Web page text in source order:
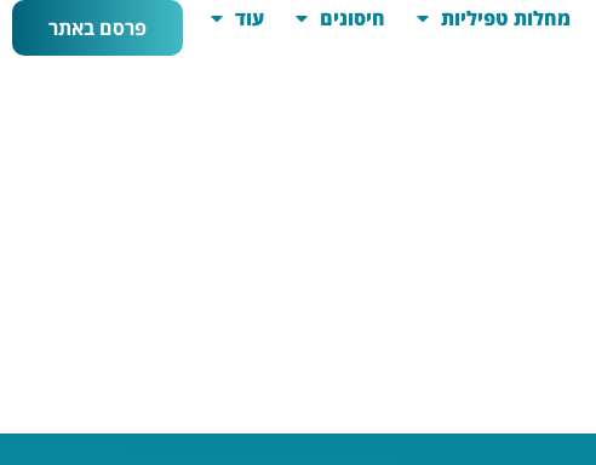
מחלות טפיליות חיסונים עוד פרסם באתר